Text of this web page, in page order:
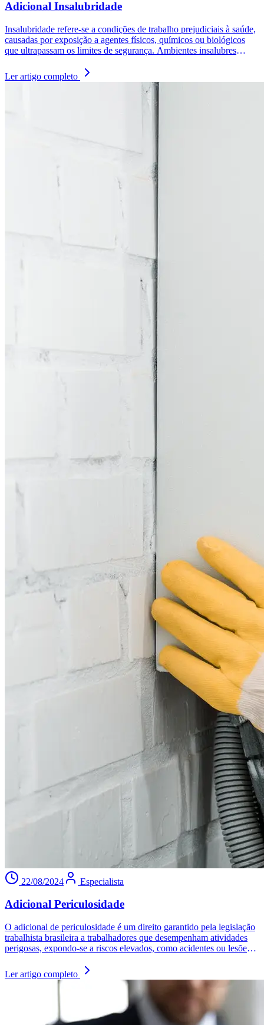
Adicional Insalubridade
Insalubridade refere-se a condições de trabalho prejudiciais à saúde,
causadas por exposição a agentes físicos, químicos ou biológicos
que ultrapassam os limites de segurança. Ambientes insalubres
radiações, e ruído elevado, representando riscos que a legislação
brasileira busca mitigar com medidas protetivas para os
Ler artigo completo
22/08/2024 Especialista
Adicional Periculosidade
O adicional de periculosidade é um direito garantido pela legislação
trabalhista brasileira a trabalhadores que desempenham atividades
perigosas, expondo-se a riscos elevados, como acidentes ou lesões
NR-16, esse adicional corresponde a 30% do salário-base e é devido
a profissionais que lidam com substâncias inflamáveis, energia
elétrica, ou em situações de segurança pessoal ou patrimonial.
Profissões como eletricistas, bombeiros, vigilantes e frentistas estão
entre as que têm direito a esse benefício.
Ler artigo completo